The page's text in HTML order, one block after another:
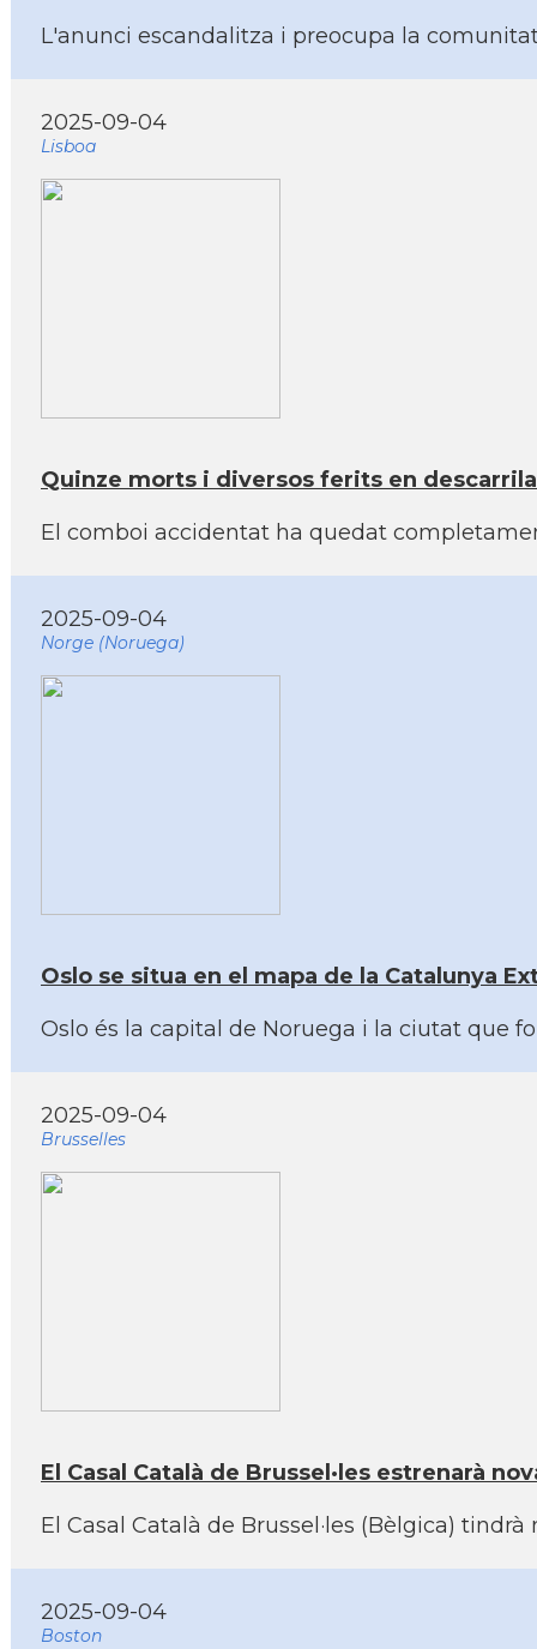
L'anunci escandalitza i preocupa la
2025-09-04
Lisboa
Quinze morts i diversos ferits en
El comboi accidentat ha quedat
2025-09-04
Norge (Noruega)
Oslo se situa en el mapa de la Catalunya
Oslo és la capital de Noruega i la ciutat que
2025-09-04
Brusselles
El Casal Català de Brussel·les estrenarà
El Casal Català de Brussel·les (Bèlgica)
2025-09-04
Boston